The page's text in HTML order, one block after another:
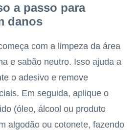
a passo para
danos
com a limpeza da área
e sabão neutro. Isso ajuda a
o adesivo e remove
Em seguida, aplique o
(óleo, álcool ou produto
algodão ou cotonete, fazendo